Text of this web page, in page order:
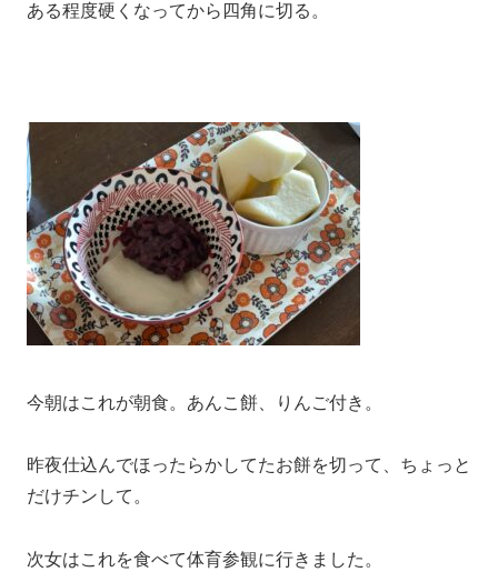
ある程度硬くなってから四角に切る。
今朝はこれが朝食。あんこ餅、りんご付き。
昨夜仕込んでほったらかしてたお餅を切って、ちょっと
だけチンして。
次女はこれを食べて体育参観に行きました。